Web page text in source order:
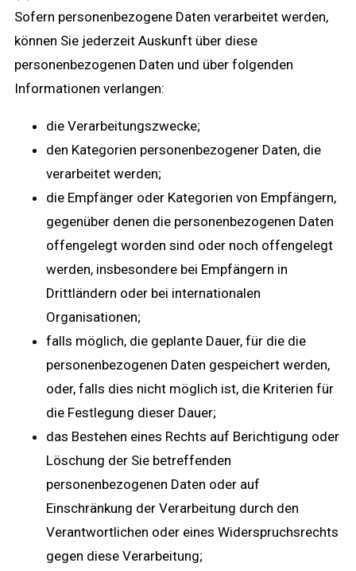
Sofern personenbezogene Daten verarbeitet werden,
können Sie jederzeit Auskunft über diese
personenbezogenen Daten und über folgenden
Informationen verlangen:
die Verarbeitungszwecke;
den Kategorien personenbezogener Daten, die
verarbeitet werden;
die Empfänger oder Kategorien von Empfängern,
gegenüber denen die personenbezogenen Daten
offengelegt worden sind oder noch offengelegt
werden, insbesondere bei Empfängern in
Drittländern oder bei internationalen
Organisationen;
falls möglich, die geplante Dauer, für die die
personenbezogenen Daten gespeichert werden,
oder, falls dies nicht möglich ist, die Kriterien für
die Festlegung dieser Dauer;
das Bestehen eines Rechts auf Berichtigung oder
Löschung der Sie betreffenden
personenbezogenen Daten oder auf
Einschränkung der Verarbeitung durch den
Verantwortlichen oder eines Widerspruchsrechts
gegen diese Verarbeitung;